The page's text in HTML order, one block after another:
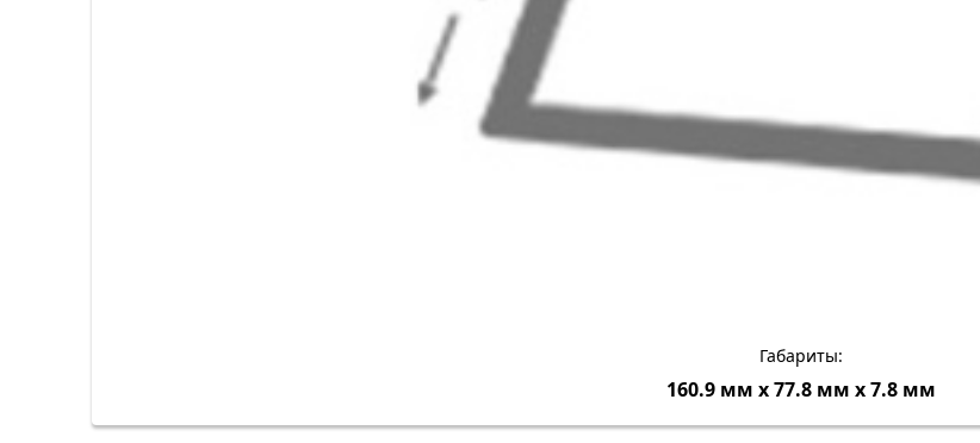
Габариты:
160.9 мм х 77.8 мм х 7.8 мм